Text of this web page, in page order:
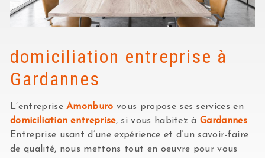
domiciliation entreprise à
Gardannes
L’entrepriseAmonburo vous propose ses services en
domiciliation entreprise, si vous habitez àGardannes.
Entreprise usant d’une expérience et d’un savoir-faire
de qualité, nous mettons tout en oeuvre pour vous